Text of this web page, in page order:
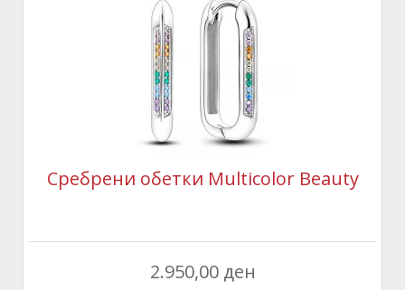
Сребрени обетки Multicolor Beauty
2.950,00 ден